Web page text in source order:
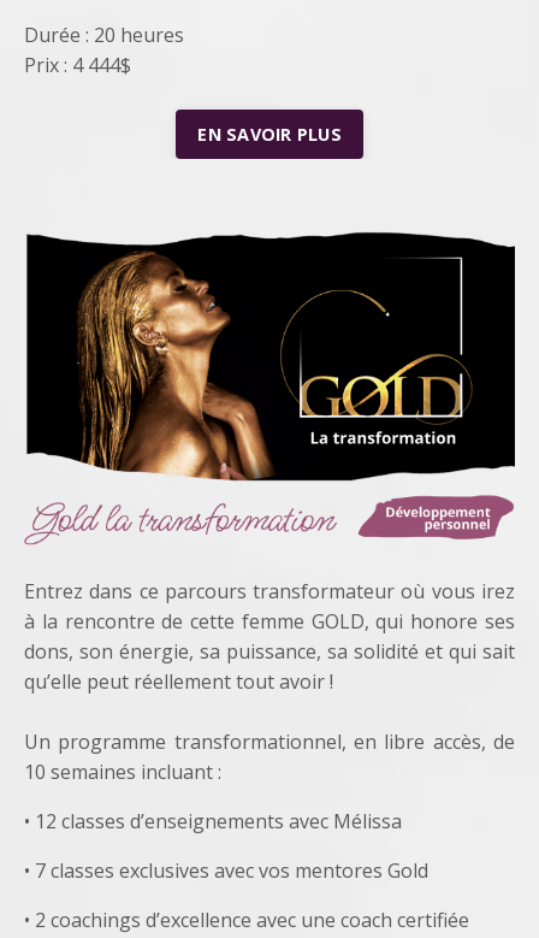
Durée : 20 heures
Prix : 4 444$
EN SAVOIR PLUS
Entrez dans ce parcours transformateur où vous irez
à la rencontre de cette femme GOLD, qui honore ses
dons, son énergie, sa puissance, sa solidité et qui sait
qu’elle peut réellement tout avoir !
Un programme transformationnel, en libre accès, de
10 semaines incluant :
• 12 classes d’enseignements avec Mélissa
• 7 classes exclusives avec vos mentores Gold
• 2 coachings d’excellence avec une coach certifiée